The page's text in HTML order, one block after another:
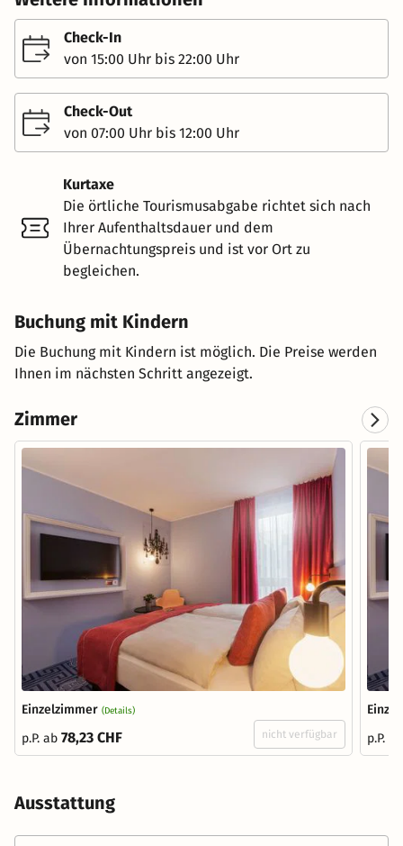
Check-In
von 15:00 Uhr bis 22:00 Uhr
Check-Out
von 07:00 Uhr bis 12:00 Uhr
Kurtaxe
Die örtliche Tourismusabgabe richtet sich nach
Ihrer Aufenthaltsdauer und dem
Übernachtungspreis und ist vor Ort zu
begleichen.
Buchung mit Kindern
Die Buchung mit Kindern ist möglich. Die Preise werden
Ihnen im nächsten Schritt angezeigt.
Zimmer
Einzelzimmer (Details)
p.P. ab 78,23 CHF nicht verfügbar
p.P.
Ausstattung